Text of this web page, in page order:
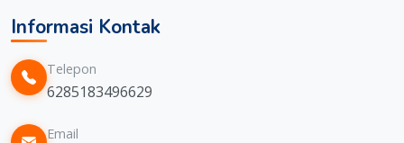
Informasi Kontak
Telepon
6285183496629
Email